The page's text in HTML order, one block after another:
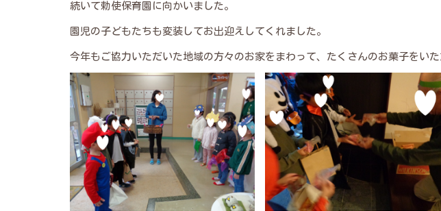
続いて勅使保育園に向かいました。
園児の子どもたちも変装してお出迎えしてくれました。
今年もご協力いただいた地域の方々のお家をまわって、たくさんのお菓子をい